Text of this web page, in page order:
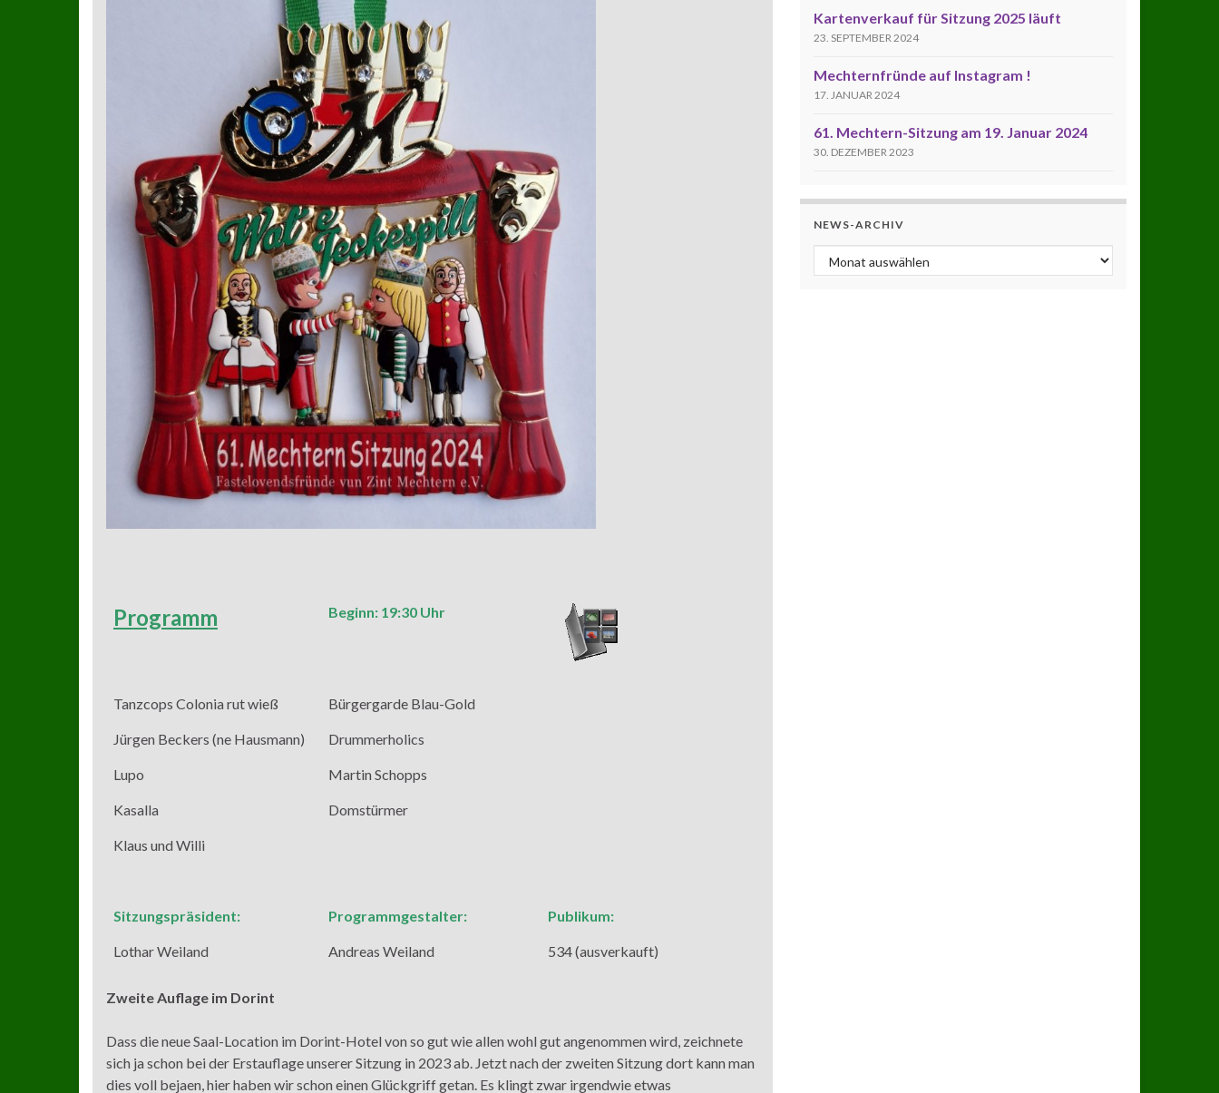
Programm Beginn: 19:30 Uhr
Tanzcops Colonia rut wieß Bürgergarde Blau-Gold
Jürgen Beckers (ne Hausmann) Drummerholics
Lupo Martin Schopps
Kasalla Domstürmer
Klaus und Willi
Sitzungspräsident: Programmgestalter: Publikum:
Lothar Weiland Andreas Weiland 534 (ausverkauft)
Zweite Auflage im Dorint
Dass die neue Saal-Location im Dorint-Hotel von so gut wie allen wohl gut angenommen wird, zeichnete
sich ja schon bei der Erstauflage unserer Sitzung in 2023 ab. Jetzt nach der zweiten Sitzung dort kann man
dies voll bejaen, hier haben wir schon einen Glückgriff getan. Es klingt zwar irgendwie etwas
Kartenverkauf für Sitzung 2025 läuft
23. SEPTEMBER 2024
Mechternfründe auf Instagram !
17. JANUAR 2024
61. Mechtern-Sitzung am 19. Januar 2024
30. DEZEMBER 2023
NEWS-ARCHIV
News-Archiv